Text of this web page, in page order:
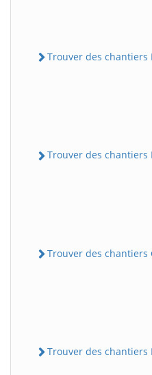
Trouver des chantiers
Trouver des chantiers
Trouver des chantiers
Trouver des chantiers